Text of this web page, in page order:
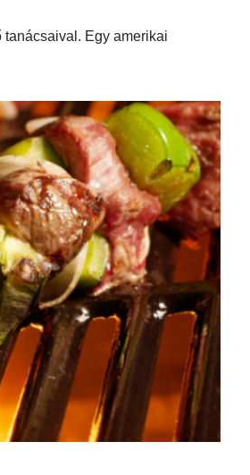
Egy amerikai